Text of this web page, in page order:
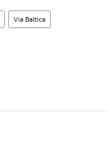
Via Baltica